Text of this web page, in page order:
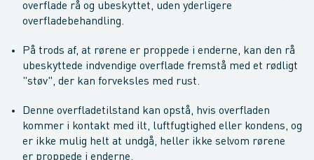
overflade rå og ubeskyttet, uden yderligere
overfladebehandling.
På trods af, at rørene er proppede i enderne, kan den rå
ubeskyttede indvendige overflade fremstå med et rødligt
"støv", der kan forveksles med rust.
Denne overfladetilstand kan opstå, hvis overfladen
kommer i kontakt med ilt, luftfugtighed eller kondens, og
er ikke mulig helt at undgå, heller ikke selvom rørene
er proppede i enderne.